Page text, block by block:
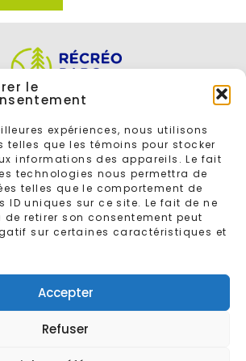
le
expériences, nous utilisons
telles que les témoins pour stocker
informations des appareils. Le fait
technologies nous permettra de
telles que le comportement de
ID uniques sur ce site. Le fait de ne
retirer son consentement peut
sur certaines caractéristiques et
Accepter
Refuser
POUR VOUS INSCRIRE À L'INFOLETTRE
réservésRécréoparc